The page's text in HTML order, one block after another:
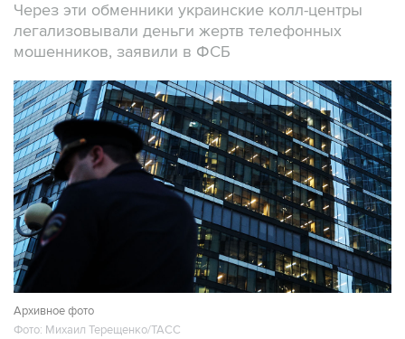
Через эти обменники украинские колл-центры
легализовывали деньги жертв телефонных
мошенников, заявили в ФСБ
Архивное фото
Фото: Михаил Терещенко/ТАСС